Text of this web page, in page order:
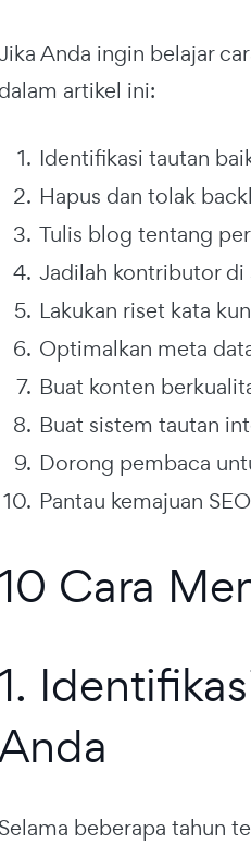
Anda ingin belajar
dalam artikel ini:
Identifikasi tautan
Hapus dan tolak
Tulis blog tentang
Jadilah kontributor
Lakukan riset kata
Optimalkan meta
Buat konten
Buat sistem tautan
Dorong pembaca
Pantau kemajuan
Cara
Selama beberapa tahun